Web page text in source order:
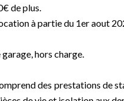
de plus.
à partie du 1er aout
hors charge.
des prestations de